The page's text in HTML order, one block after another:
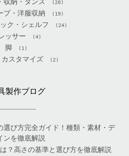
(20)
ブ・洋服収納 (19)
ク・シェルフ (24)
ッサー (4)
脚 (1)
カスタマイズ (2)
製作ブログ
選び方完全ガイド！種類・素材・デ
ンを徹底解説
？高さの基準と選び方を徹底解説